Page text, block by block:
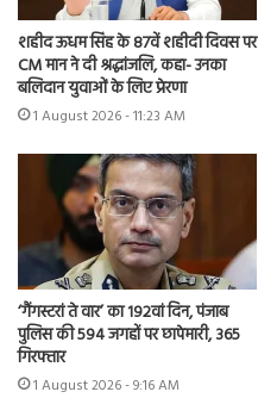
शहीद ऊधम सिंह के 87वें शहीदी दिवस पर
CM मान ने दी श्रद्धांजलि, कहा- उनका
बलिदान युवाओं के लिए प्रेरणा
1 August 2026 - 11:23 AM
‘गैंगस्टरां ते वार’ का 192वां दिन, पंजाब
पुलिस की 594 जगहों पर छापेमारी, 365
गिरफ्तार
1 August 2026 - 9:16 AM